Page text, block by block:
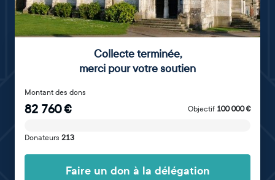
Collecte terminée,
merci pour votre soutien
Montant des dons
82 760€ Objectif 100 000€
Donateurs 213
Faire un don à la délégation